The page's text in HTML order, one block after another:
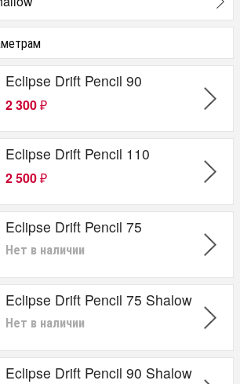
Eclipse Drift Pencil 90
2 300 ₽
Eclipse Drift Pencil 110
2 500 ₽
Eclipse Drift Pencil 75
Нет в наличии
Eclipse Drift Pencil 75 Shalow
Нет в наличии
Eclipse Drift Pencil 90 Shalow